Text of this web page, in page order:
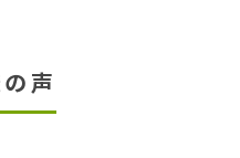
声